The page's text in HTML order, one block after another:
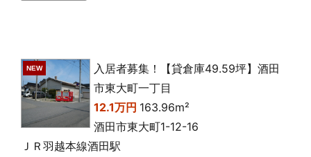
NEW
入居者募集！【貸倉庫49.59坪】酒田
市東大町一丁目
12.1万円 163.96m²
酒田市東大町1-12-16
ＪＲ羽越本線酒田駅